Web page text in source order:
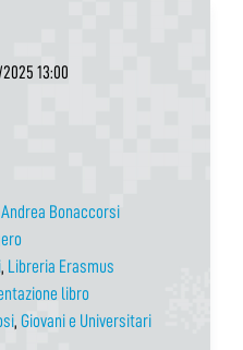
13:00
Andrea Bonaccorsi
, Libreria Erasmus
libro
, Giovani e Universitari